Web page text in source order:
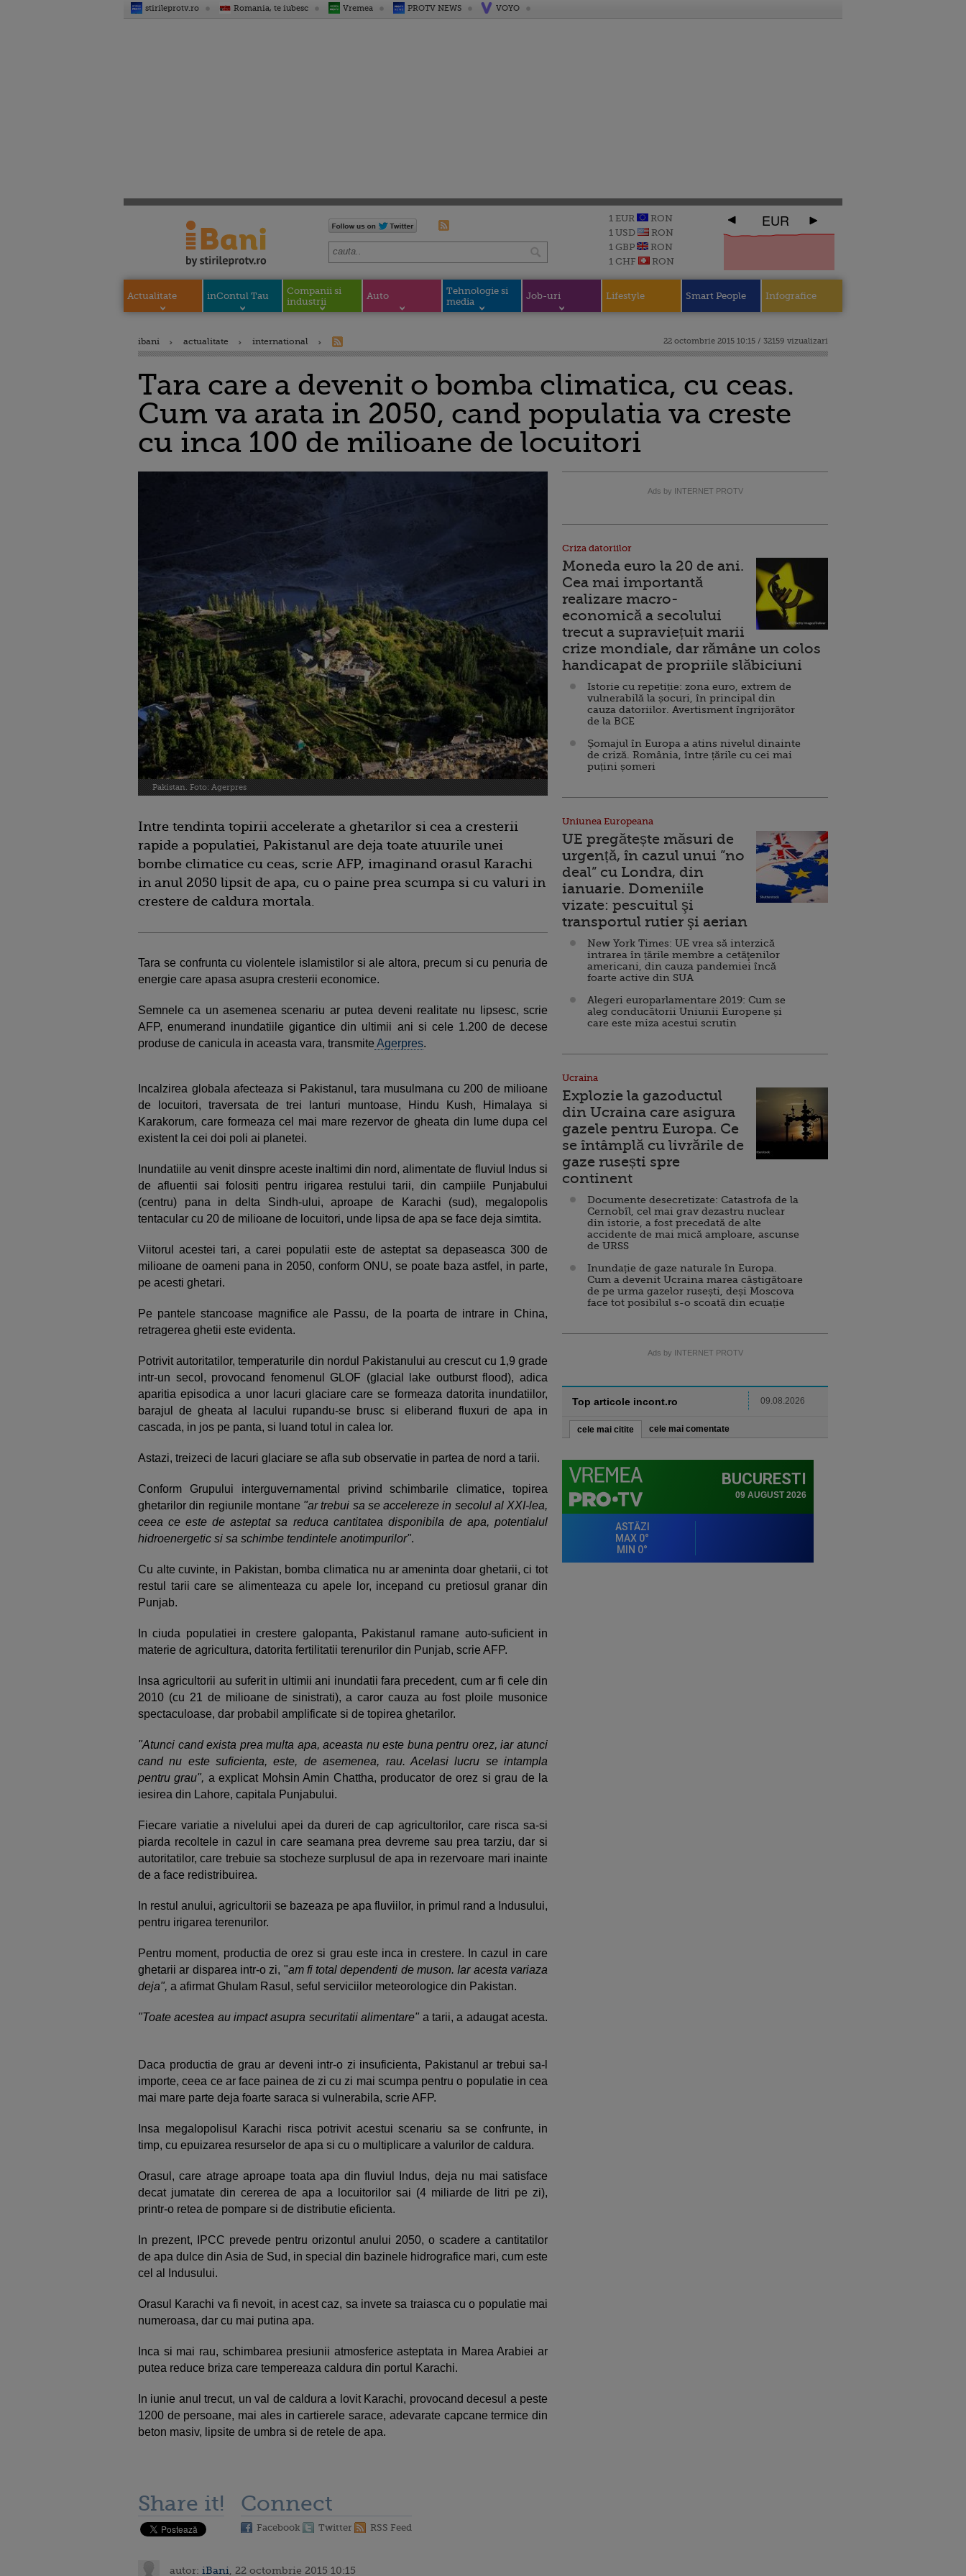
stirileprotv.ro Romania, te iubesc Vremea PROTV NEWS VOYO
1 EUR
RON
1 USD
RON
1 GBP
RON
1 CHF
RON
EUR
Actualitate inContul Tau
Companii si
industrii
Auto
Tehnologie si
media
Job-uri Lifestyle Smart People Infografice
ibani actualitate international 22 octombrie 2015 10:15 / 32159 vizualizari
Tara care a devenit o bomba climatica, cu ceas.
Cum va arata in 2050, cand populatia va creste
cu inca 100 de milioane de locuitori
Pakistan. Foto: Agerpres
Intre tendinta topirii accelerate a ghetarilor si cea a cresterii
rapide a populatiei, Pakistanul are deja toate atuurile unei
bombe climatice cu ceas, scrie AFP, imaginand orasul Karachi
in anul 2050 lipsit de apa, cu o paine prea scumpa si cu valuri in
crestere de caldura mortala.
Tara se confrunta cu violentele islamistilor si ale altora, precum si cu penuria de
energie care apasa asupra cresterii economice.
Semnele ca un asemenea scenariu ar putea deveni realitate nu lipsesc, scrie
AFP, enumerand inundatiile gigantice din ultimii ani si cele 1.200 de decese
produse de canicula in aceasta vara, transmite Agerpres.
Incalzirea globala afecteaza si Pakistanul, tara musulmana cu 200 de milioane
de locuitori, traversata de trei lanturi muntoase, Hindu Kush, Himalaya si
Karakorum, care formeaza cel mai mare rezervor de gheata din lume dupa cel
existent la cei doi poli ai planetei.
Inundatiile au venit dinspre aceste inaltimi din nord, alimentate de fluviul Indus si
de afluentii sai folositi pentru irigarea restului tarii, din campiile Punjabului
(centru) pana in delta Sindh-ului, aproape de Karachi (sud), megalopolis
tentacular cu 20 de milioane de locuitori, unde lipsa de apa se face deja simtita.
Viitorul acestei tari, a carei populatii este de asteptat sa depaseasca 300 de
milioane de oameni pana in 2050, conform ONU, se poate baza astfel, in parte,
pe acesti ghetari.
Pe pantele stancoase magnifice ale Passu, de la poarta de intrare in China,
retragerea ghetii este evidenta.
Potrivit autoritatilor, temperaturile din nordul Pakistanului au crescut cu 1,9 grade
intr-un secol, provocand fenomenul GLOF (glacial lake outburst flood), adica
aparitia episodica a unor lacuri glaciare care se formeaza datorita inundatiilor,
barajul de gheata al lacului rupandu-se brusc si eliberand fluxuri de apa in
cascada, in jos pe panta, si luand totul in calea lor.
Astazi, treizeci de lacuri glaciare se afla sub observatie in partea de nord a tarii.
Conform Grupului interguvernamental privind schimbarile climatice, topirea
ghetarilor din regiunile montane "ar trebui sa se accelereze in secolul al XXI-lea,
ceea ce este de asteptat sa reduca cantitatea disponibila de apa, potentialul
hidroenergetic si sa schimbe tendintele anotimpurilor".
Cu alte cuvinte, in Pakistan, bomba climatica nu ar ameninta doar ghetarii, ci tot
restul tarii care se alimenteaza cu apele lor, incepand cu pretiosul granar din
Punjab.
In ciuda populatiei in crestere galopanta, Pakistanul ramane auto-suficient in
materie de agricultura, datorita fertilitatii terenurilor din Punjab, scrie AFP.
Insa agricultorii au suferit in ultimii ani inundatii fara precedent, cum ar fi cele din
2010 (cu 21 de milioane de sinistrati), a caror cauza au fost ploile musonice
spectaculoase, dar probabil amplificate si de topirea ghetarilor.
"Atunci cand exista prea multa apa, aceasta nu este buna pentru orez, iar atunci
cand nu este suficienta, este, de asemenea, rau. Acelasi lucru se intampla
pentru grau", a explicat Mohsin Amin Chattha, producator de orez si grau de la
iesirea din Lahore, capitala Punjabului.
Fiecare variatie a nivelului apei da dureri de cap agricultorilor, care risca sa-si
piarda recoltele in cazul in care seamana prea devreme sau prea tarziu, dar si
autoritatilor, care trebuie sa stocheze surplusul de apa in rezervoare mari inainte
de a face redistribuirea.
In restul anului, agricultorii se bazeaza pe apa fluviilor, in primul rand a Indusului,
pentru irigarea terenurilor.
Pentru moment, productia de orez si grau este inca in crestere. In cazul in care
ghetarii ar disparea intr-o zi, "am fi total dependenti de muson. Iar acesta variaza
deja", a afirmat Ghulam Rasul, seful serviciilor meteorologice din Pakistan.
"Toate acestea au impact asupra securitatii alimentare" a tarii, a adaugat acesta.
Daca productia de grau ar deveni intr-o zi insuficienta, Pakistanul ar trebui sa-l
importe, ceea ce ar face painea de zi cu zi mai scumpa pentru o populatie in cea
mai mare parte deja foarte saraca si vulnerabila, scrie AFP.
Insa megalopolisul Karachi risca potrivit acestui scenariu sa se confrunte, in
timp, cu epuizarea resurselor de apa si cu o multiplicare a valurilor de caldura.
Orasul, care atrage aproape toata apa din fluviul Indus, deja nu mai satisface
decat jumatate din cererea de apa a locuitorilor sai (4 miliarde de litri pe zi),
printr-o retea de pompare si de distributie eficienta.
In prezent, IPCC prevede pentru orizontul anului 2050, o scadere a cantitatilor
de apa dulce din Asia de Sud, in special din bazinele hidrografice mari, cum este
cel al Indusului.
Orasul Karachi va fi nevoit, in acest caz, sa invete sa traiasca cu o populatie mai
numeroasa, dar cu mai putina apa.
Inca si mai rau, schimbarea presiunii atmosferice asteptata in Marea Arabiei ar
putea reduce briza care tempereaza caldura din portul Karachi.
In iunie anul trecut, un val de caldura a lovit Karachi, provocand decesul a peste
1200 de persoane, mai ales in cartierele sarace, adevarate capcane termice din
beton masiv, lipsite de umbra si de retele de apa.
Share it! Connect
Facebook Twitter RSS Feed
autor: iBani , 22 octombrie 2015 10:15
Ads by INTERNET PROTV
Criza datoriilor
Moneda euro la 20 de ani.
Cea mai importantă
realizare macro-
economică a secolului
trecut a supraviețuit marii
crize mondiale, dar rămâne un colos
handicapat de propriile slăbiciuni
Istorie cu repetiție: zona euro, extrem de
vulnerabilă la șocuri, în principal din
cauza datoriilor. Avertisment îngrijorător
de la BCE
Șomajul în Europa a atins nivelul dinainte
de criză. România, între țările cu cei mai
puțini șomeri
Uniunea Europeana
UE pregătește măsuri de
urgență, în cazul unui ”no
deal” cu Londra, din
ianuarie. Domeniile
vizate: pescuitul şi
transportul rutier şi aerian
New York Times: UE vrea să interzică
intrarea în țările membre a cetăţenilor
americani, din cauza pandemiei încă
foarte active din SUA
Alegeri europarlamentare 2019: Cum se
aleg conducătorii Uniunii Europene și
care este miza acestui scrutin
Ucraina
Explozie la gazoductul
din Ucraina care asigura
gazele pentru Europa. Ce
se întâmplă cu livrările de
gaze rusești spre
continent
Documente desecretizate: Catastrofa de la
Cernobîl, cel mai grav dezastru nuclear
din istorie, a fost precedată de alte
accidente de mai mică amploare, ascunse
de URSS
Inundație de gaze naturale în Europa.
Cum a devenit Ucraina marea câștigătoare
de pe urma gazelor rusești, deși Moscova
face tot posibilul s-o scoată din ecuație
Ads by INTERNET PROTV
Top articole incont.ro 09.08.2026
cele mai citite cele mai comentate